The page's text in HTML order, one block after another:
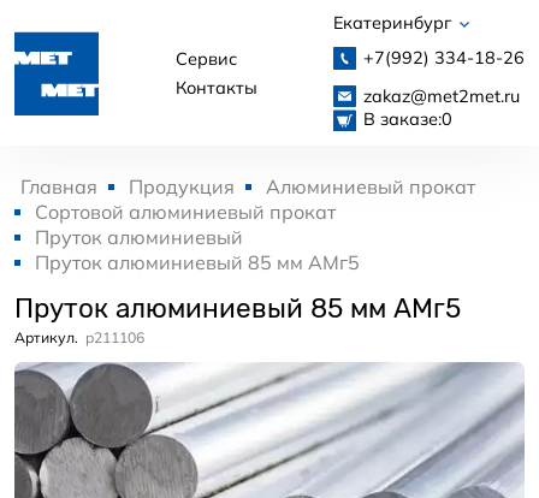
Сервис
Контакты
Екатеринбург
+7(992) 334-18-26
zakaz@met2met.ru
В заказе:0
Главная Продукция
Алюминиевый прокат
Сортовой алюминиевый прокат
Пруток алюминиевый
Пруток алюминиевый 85 мм АМг5
Пруток алюминиевый 85 мм АМг5
Артикул. p211106